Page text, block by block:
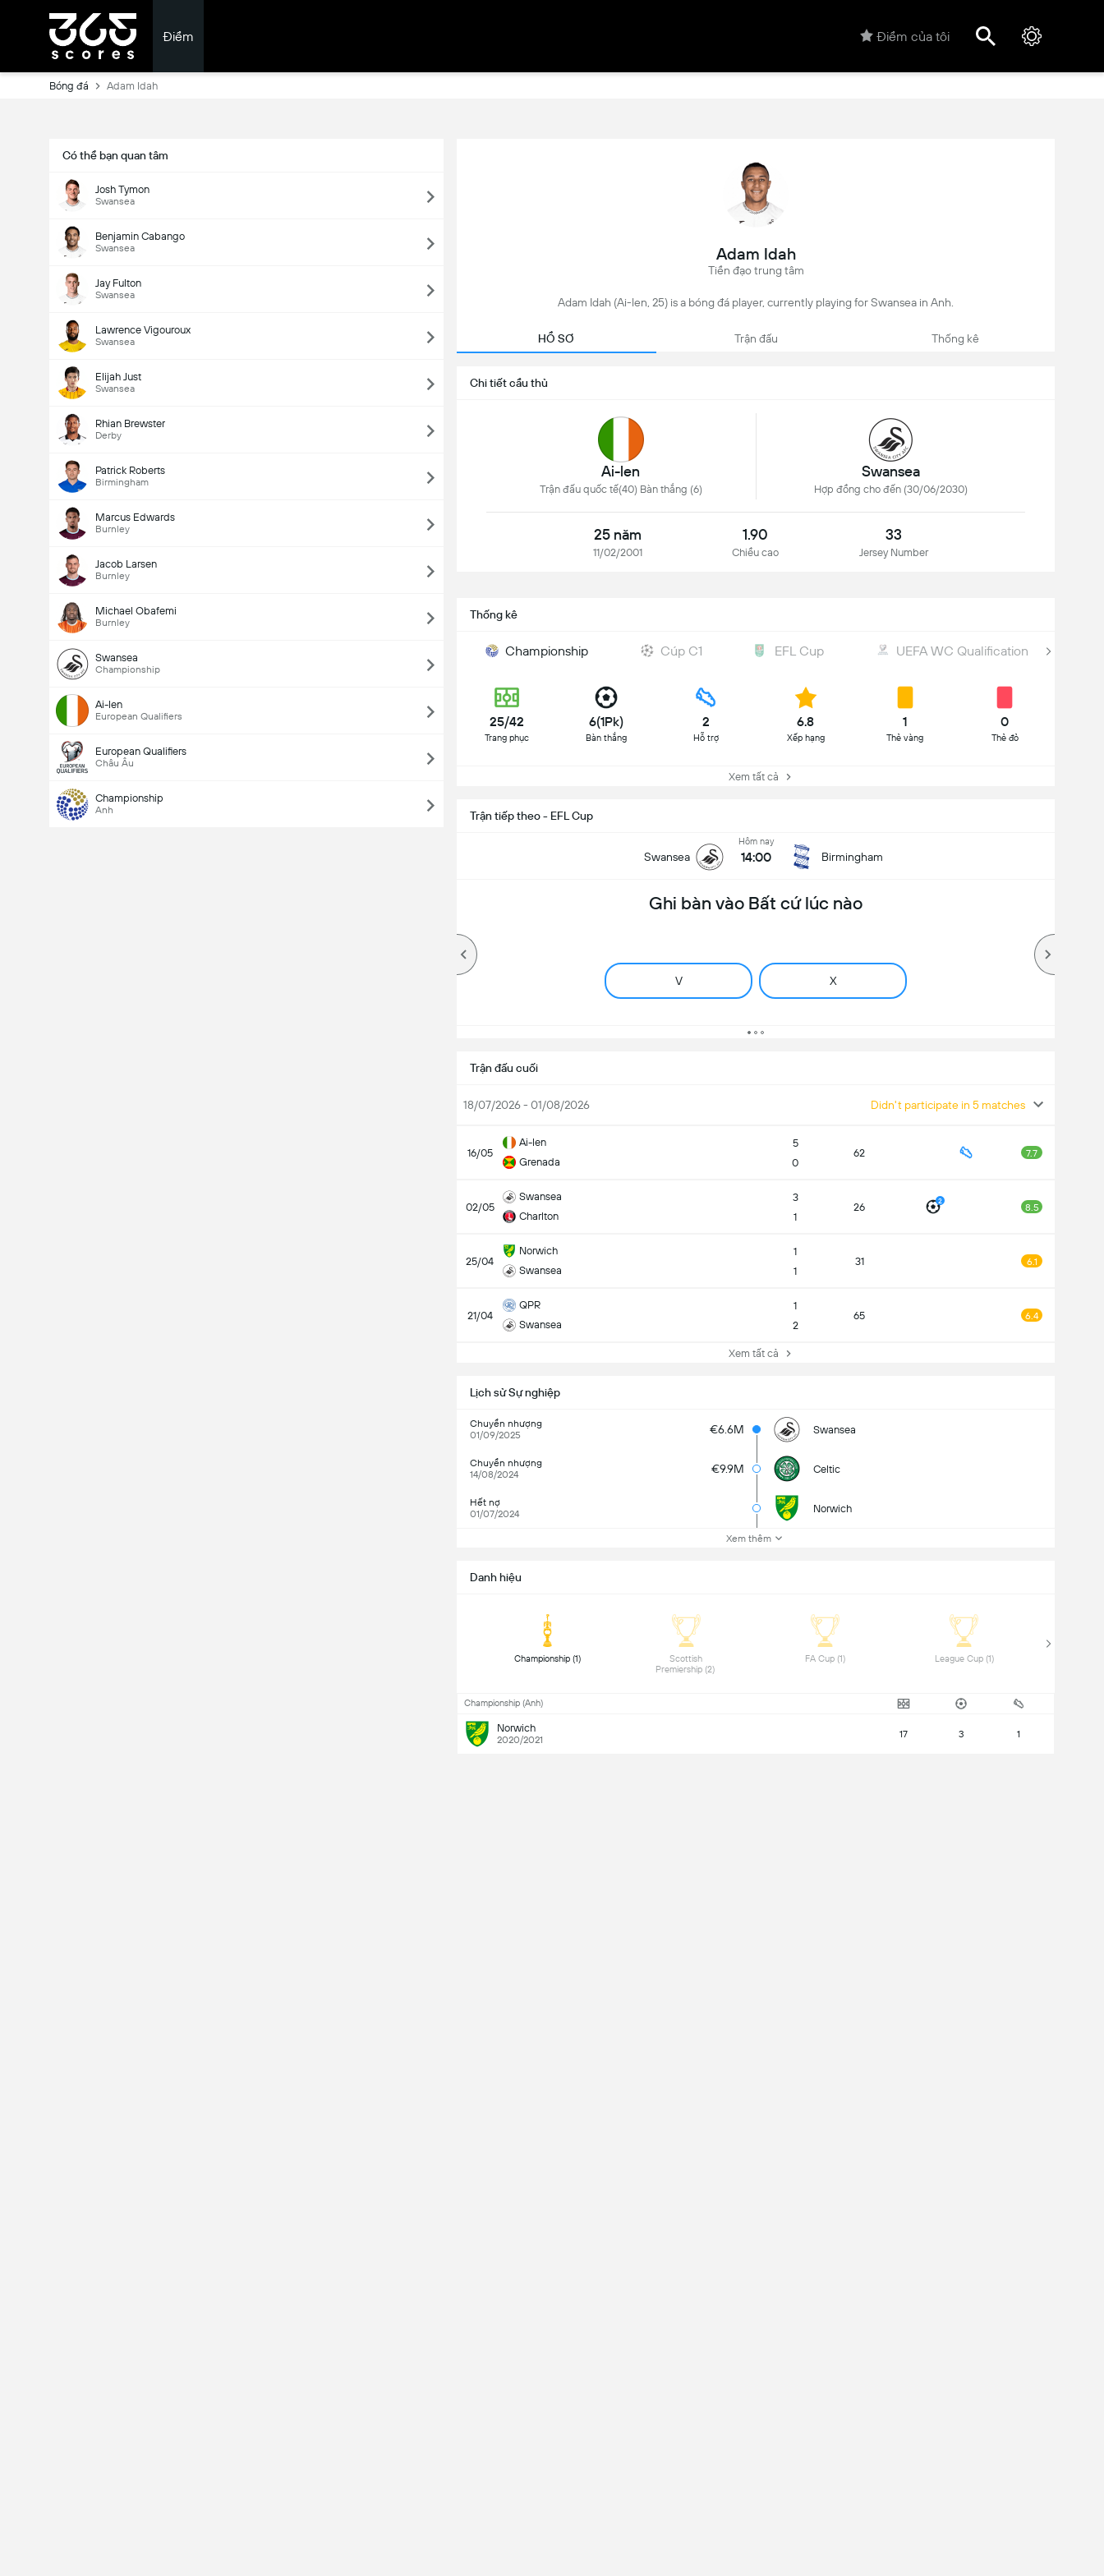
Điểm Điểm của tôi
Bóng đá Adam Idah
Có thể bạn quan tâm
Josh Tymon
Swansea
Benjamin Cabango
Swansea
Jay Fulton
Swansea
Lawrence Vigouroux
Swansea
Elijah Just
Swansea
Rhian Brewster
Derby
Patrick Roberts
Birmingham
Marcus Edwards
Burnley
Jacob Larsen
Burnley
Michael Obafemi
Burnley
Swansea
Championship
Ai-len
European Qualifiers
European Qualifiers
Châu Âu
Championship
Anh
Adam Idah
Tiền đạo trung tâm
Adam Idah (Ai-len, 25) is a bóng đá player, currently playing for Swansea in Anh.
HỒ SƠ Trận đấu Thống kê
Chi tiết cầu thủ
Ai-len
Trận đấu quốc tế(40) Bàn thắng (6)
Swansea
Hợp đồng cho đến (30/06/2030)
25 năm
11/02/2001
1.90
Chiều cao
33
Jersey Number
Thống kê
Championship Cúp C1 EFL Cup UEFA WC Qualification
25/42
Trang phục
6(1Pk)
Bàn thắng
2
Hỗ trợ
6.8
Xếp hạng
1
Thẻ vàng
0
Thẻ đỏ
Xem tất cả
Trận tiếp theo - EFL Cup
Swansea
Hôm nay
14:00 Birmingham
Ghi bàn vào Bất cứ lúc nào
V X
Trận đấu cuối
18/07/2026 - 01/08/2026 Didn't participate in 5 matches
16/05
Ai-len
Grenada
5
0
62 7.7
02/05
Swansea
Charlton
3
1
26 2
8.5
25/04
Norwich
Swansea
1
1
31 6.1
21/04
QPR
Swansea
1
2
65 6.4
Xem tất cả
Lịch sử Sự nghiệp
Chuyển nhượng
01/09/2025
€6.6M Swansea
Chuyển nhượng
14/08/2024
€9.9M Celtic
Hết nợ
01/07/2024
Norwich
Xem thêm
Danh hiệu
Championship (1)
Scottish
Premiership (2)
League Cup (1)
Championship (Anh)
Norwich
2020/2021 17 3 1